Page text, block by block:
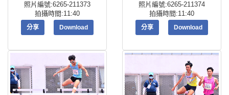
照片編號:6265-211373
拍攝時間:11:40
分享 Download
照片編號:6265-211374
拍攝時間:11:40
分享 Download